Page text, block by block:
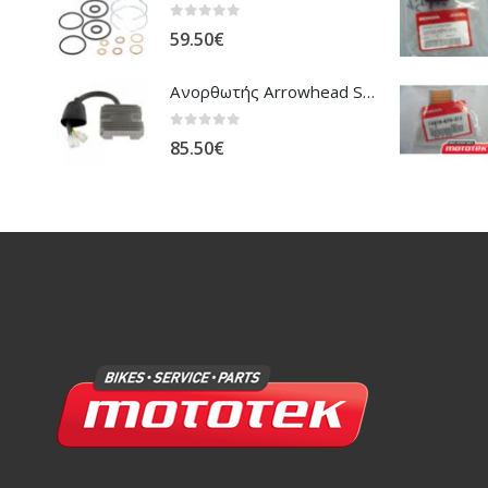
59.50€
Ανορθωτής Arrowhead Suzuki DL-1000 V'Strom
85.50€